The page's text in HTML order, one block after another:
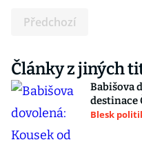
Předchozí
Články z jiných
Babišova
destinace
Blesk